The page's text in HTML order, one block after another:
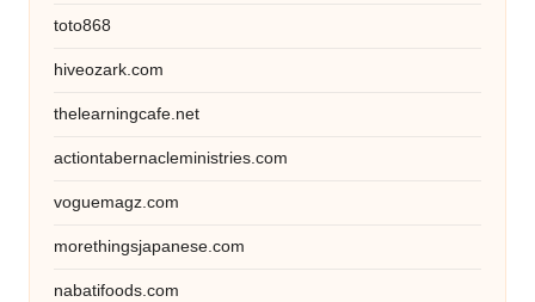
toto868
hiveozark.com
thelearningcafe.net
actiontabernacleministries.com
voguemagz.com
morethingsjapanese.com
nabatifoods.com